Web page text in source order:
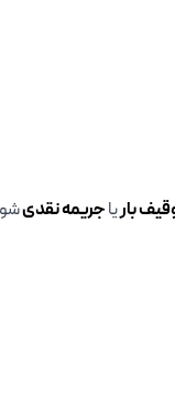
باریاجریمه نقدی